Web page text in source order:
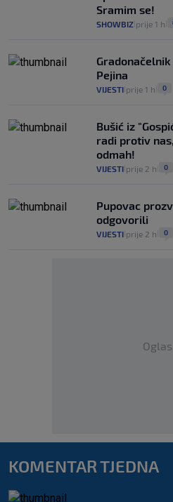
Sramim se!
SHOWBIZ prije 1 h
Pejina
VIJESTI prije 1 h 0
Bušić iz
radi protiv
odmah!
VIJESTI prije 2 h 0
Pupovac
odgovorili
VIJESTI prije 2 h 0
Oglas
KOMENTAR TJEDNA